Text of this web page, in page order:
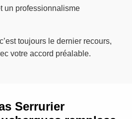
un professionnalisme
toujours le dernier recours,
votre accord préalable.
Serrurier